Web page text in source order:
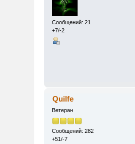
Сообщений: 21
+7/-2
Quilfe
Ветеран
Сообщений: 282
+51/-7